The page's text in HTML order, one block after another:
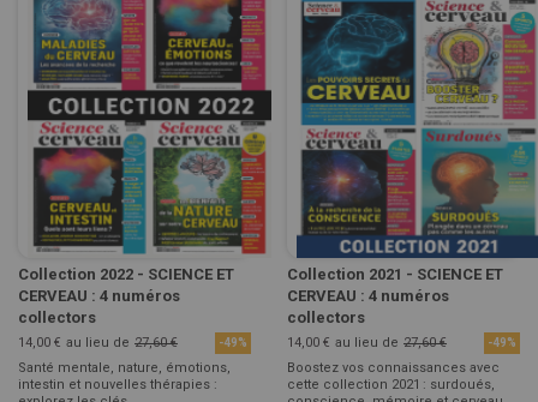
Collection 2022 - SCIENCE ET
CERVEAU : 4 numéros
collectors
14,00 € au lieu de 27,60 € -49%
Santé mentale, nature, émotions,
intestin et nouvelles thérapies :
Collection 2021 - SCIENCE ET
CERVEAU : 4 numéros
collectors
14,00 € au lieu de 27,60 € -49%
Boostez vos connaissances avec
cette collection 2021 : surdoués,